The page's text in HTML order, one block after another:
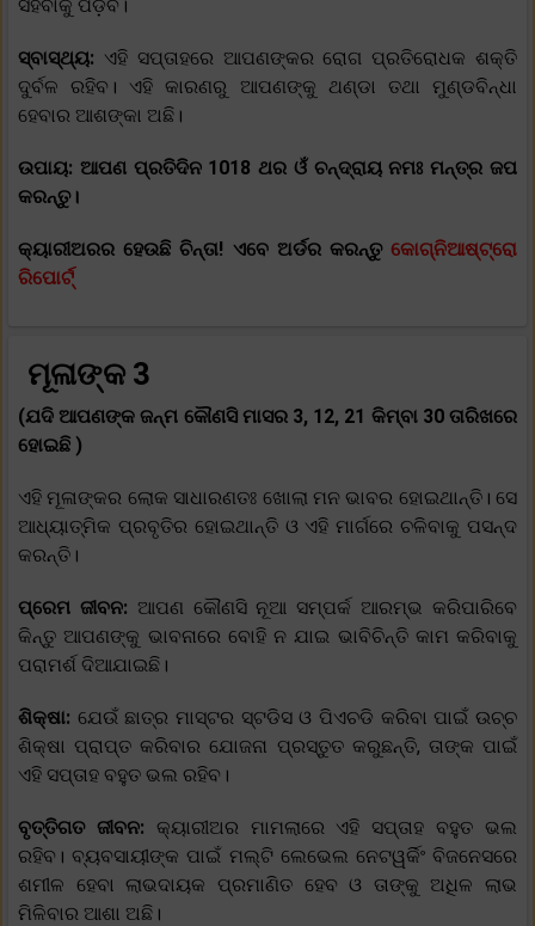
ସହିବାକୁ ପଡ଼ିବ।
ସ୍ବାସ୍ଥ୍ୟ: ଏହି ସପ୍ତାହରେ ଆପଣଙ୍କର ରୋଗ ପ୍ରତିରୋଧକ ଶକ୍ତି
ଦୁର୍ବଳ ରହିବ। ଏହି କାରଣରୁ ଆପଣଙ୍କୁ ଥଣ୍ଡା ତଥା ମୁଣ୍ଡବିନ୍ଧା
ହେବାର ଆଶଙ୍କା ଅଛି।
ଉପାୟ: ଆପଣ ପ୍ରତିଦିନ 1018 ଥର ଓଁ ଚନ୍ଦ୍ରାୟ ନମଃ ମନ୍ତ୍ର ଜପ
କରନ୍ତୁ।
କ୍ୟାରୀଅରର ହେଉଛି ଚିନ୍ତା! ଏବେ ଅର୍ଡର କରନ୍ତୁ କୋଗ୍ନିଆଷ୍ଟ୍ରୋ
ରିପୋର୍ଟ୍
ମୂଳାଙ୍କ 3
(ଯଦି ଆପଣଙ୍କ ଜନ୍ମ କୌଣସି ମାସର 3, 12, 21 କିମ୍ବା 30 ତାରିଖରେ
ହୋଇଛି )
ଏହି ମୂଳାଙ୍କର ଲୋକ ସାଧାରଣତଃ ଖୋଲା ମନ ଭାବର ହୋଇଥାନ୍ତି। ସେ
ଆଧ୍ୟାତ୍ମିକ ପ୍ରବୃତିର ହୋଇଥାନ୍ତି ଓ ଏହି ମାର୍ଗରେ ଚଳିବାକୁ ପସନ୍ଦ
କରନ୍ତି।
ପ୍ରେମ ଜୀବନ: ଆପଣ କୌଣସି ନୂଆ ସମ୍ପର୍କ ଆରମ୍ଭ କରିପାରିବେ
କିନ୍ତୁ ଆପଣଙ୍କୁ ଭାବନାରେ ବୋହି ନ ଯାଇ ଭାବିଚିନ୍ତି କାମ କରିବାକୁ
ପରାମର୍ଶ ଦିଆଯାଇଛି।
ଶିକ୍ଷା: ଯେଉଁ ଛାତ୍ର ମାସ୍ଟର ସ୍ଟଡିସ ଓ ପିଏଚଡି କରିବା ପାଇଁ ଉଚ୍ଚ
ଶିକ୍ଷା ପ୍ରାପ୍ତ କରିବାର ଯୋଜନା ପ୍ରସ୍ତୁତ କରୁଛନ୍ତି, ତାଙ୍କ ପାଇଁ
ଏହି ସପ୍ତାହ ବହୁତ ଭଲ ରହିବ।
ବୃତ୍ତିଗତ ଜୀବନ: କ୍ୟାରୀଅର ମାମଲାରେ ଏହି ସପ୍ତାହ ବହୁତ ଭଲ
ରହିବ। ବ୍ୟବସାୟୀଙ୍କ ପାଇଁ ମଲ୍ଟି ଲେଭେଲ ନେଟୱର୍କିଂ ବିଜନେସରେ
ଶମୀଳ ହେବା ଲାଭଦାୟକ ପ୍ରମାଣିତ ହେବ ଓ ତାଙ୍କୁ ଅଧିଳ ଲାଭ
ମିଳିବାର ଆଶା ଅଛି।